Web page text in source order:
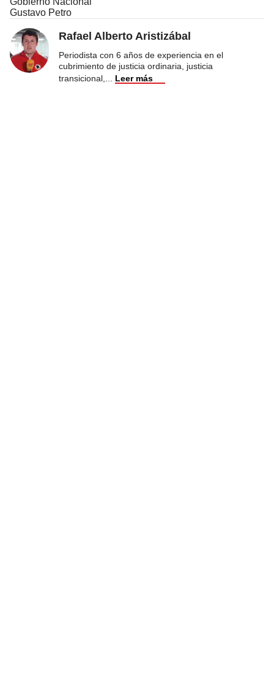
Gustavo Petro
Rafael Alberto Aristizábal
Periodista con 6 años de experiencia en el
cubrimiento de justicia ordinaria, justicia
transicional,
Leer más